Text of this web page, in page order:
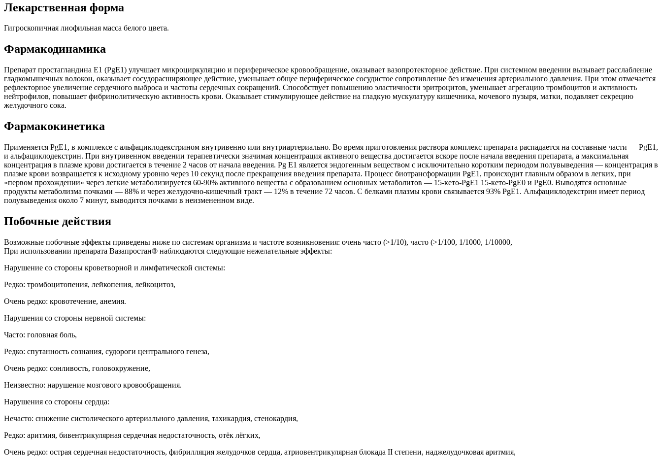
Лекарственная форма
Гигроскопичная лиофильная масса белого цвета.
Фармакодинамика
Препарат простагландина E1 (PgE1) улучшает микроциркуляцию и периферическое кровообращение, оказывает вазопротекторное действие. При системном введении вызывает расслабление
гладкомышечных волокон, оказывает сосудорасширяющее действие, уменьшает общее периферическое сосудистое сопротивление без изменения артериального давления. При этом отмечается
рефлекторное увеличение сердечного выброса и частоты сердечных сокращений. Способствует повышению эластичности эритроцитов, уменьшает агрегацию тромбоцитов и активность
нейтрофилов, повышает фибринолитическую активность крови. Оказывает стимулирующее действие на гладкую мускулатуру кишечника, мочевого пузыря, матки, подавляет секрецию
желудочного сока.
Фармакокинетика
Применяется PgE1, в комплексе с альфациклодекстрином внутривенно или внутриартериально. Во время приготовления раствора комплекс препарата распадается на составные части — PgE1,
и альфациклодекстрин. При внутривенном введении терапевтически значимая концентрация активного вещества достигается вскоре после начала введения препарата, а максимальная
концентрация в плазме крови достигается в течение 2 часов от начала введения. Pg E1 является эндогенным веществом с исключительно коротким периодом полувыведения — концентрация в
плазме крови возвращается к исходному уровню через 10 секунд после прекращения введения препарата. Процесс биотрансформации PgE1, происходит главным образом в легких, при
«первом прохождении» через легкие метаболизируется 60-90% активного вещества с образованием основных метаболитов — 15-кeто-PgE1 15-кето-PgE0 и PgE0. Выводятся основные
продукты метаболизма почками — 88% и через желудочно-кишечный тракт — 12% в течение 72 часов. С белками плазмы крови связывается 93% PgE1. Альфациклодекстрин имеет период
полувыведения около 7 минут, выводится почками в неизмененном виде.
Побочные действия
Возможные побочные эффекты приведены ниже по системам организма и частоте возникновения: очень часто (>1/10), часто (>1/100, 1/1000, 1/10000,
При использовании препарата Вазапростан® наблюдаются следующие нежелательные эффекты:
Нарушение со стороны кроветворной и лимфатической системы:
Редко: тромбоцитопения, лейкопения, лейкоцитоз,
Очень редко: кровотечение, анемия.
Нарушения со стороны нервной системы:
Часто: головная боль,
Редко: спутанность сознания, судороги центрального генеза,
Очень редко: сонливость, головокружение,
Неизвестно: нарушение мозгового кровообращения.
Нарушения со стороны сердца:
Нечасто: снижение систолического артериального давления, тахикардия, стенокардия,
Редко: аритмия, бивентрикулярная сердечная недостаточность, отёк лёгких,
Очень редко: острая сердечная недостаточность, фибрилляция желудочков сердца, атриовентрикулярная блокада II степени, наджелудочковая аритмия,